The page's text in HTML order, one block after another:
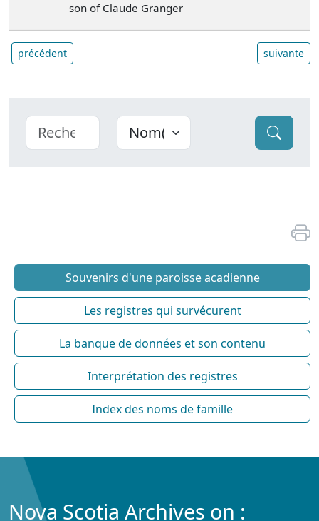
son of Claude Granger
précédent suivante
Souvenirs d'une paroisse acadienne
Les registres qui survécurent
La banque de données et son contenu
Interprétation des registres
Index des noms de famille
Nova Scotia Archives on :